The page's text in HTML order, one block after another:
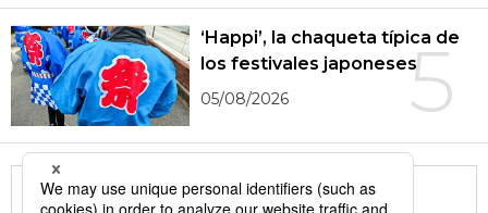
5
‘Happi’, la chaqueta típica de
los festivales japoneses
05/08/2026
More in this series